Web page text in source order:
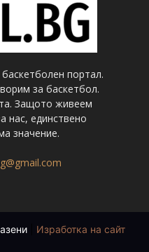
портал.
за баскетбол.
Защото живеем
нас, единствено
значение.
Изработка на сайт